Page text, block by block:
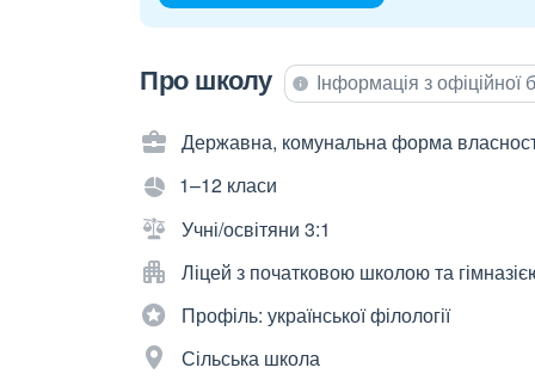
Про школу Інформація з
Державна, комунальна форма
1–12 класи
Учні/освітяни 3:1
Ліцей з початковою школою та
Профіль: української філології
Сільська школа